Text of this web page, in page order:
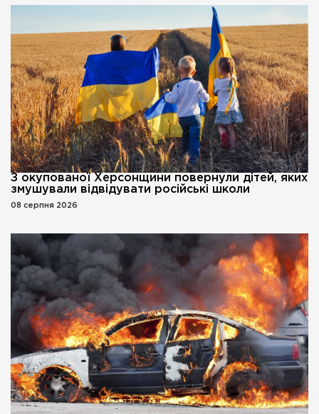
З окупованої Херсонщини повернули дітей, яких
змушували відвідувати російські школи
08 серпня 2026